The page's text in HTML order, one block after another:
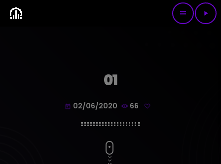
menu play_arrow
01
today 02/06/2020 66